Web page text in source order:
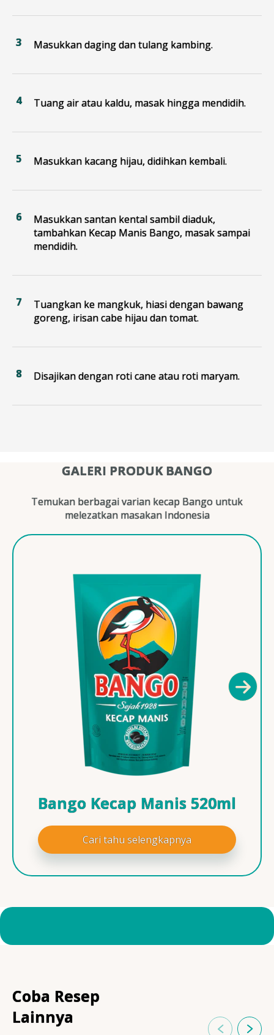
Masukkan daging dan tulang kambing.
Tuang air atau kaldu, masak hingga mendidih.
Masukkan kacang hijau, didihkan kembali.
Masukkan santan kental sambil diaduk,
tambahkan Kecap Manis Bango, masak sampai
mendidih.
Tuangkan ke mangkuk, hiasi dengan bawang
goreng, irisan cabe hijau dan tomat.
Disajikan dengan roti cane atau roti maryam.
GALERI PRODUK BANGO
Temukan berbagai varian kecap Bango untuk
melezatkan masakan Indonesia
Bango Kecap Manis 520ml
Cari tahu selengkapnya
Coba Resep
Lainnya